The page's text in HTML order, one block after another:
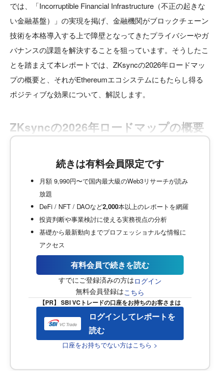
では、「Incorruptible Financial Infrastructure（不正の起きな
い金融基盤）」の実現を掲げ、金融機関がブロックチェーン
技術を本格導入する上で障壁となってきたプライバシーやガ
バナンスの課題を解決することを狙っています。そうしたこ
とを踏まえて本レポートでは、ZKsyncの2026年ロードマッ
プの概要と、それがEthereumエコシステムにもたらし得る
ポジティブな効果について、解説します。
ZKsyncの2026年ロードマップの概要
続きは有料会員限定です
月額 9,990円〜で国内最大級のWeb3リサーチが読み
放題
DeFi / NFT / DAOなど2,000本以上のレポートを網羅
投資判断や事業検討に使える実務視点の分析
基礎から最新動向までプロフェッショナルな情報に
アクセス
有料会員で続きを読む
すでにご登録済みの方はログイン
無料会員登録はこちら
【PR】 SBI VCトレードの口座をお持ちのお客さまは
ログインしてレポートを
読む
口座をお持ちでない方はこちら >